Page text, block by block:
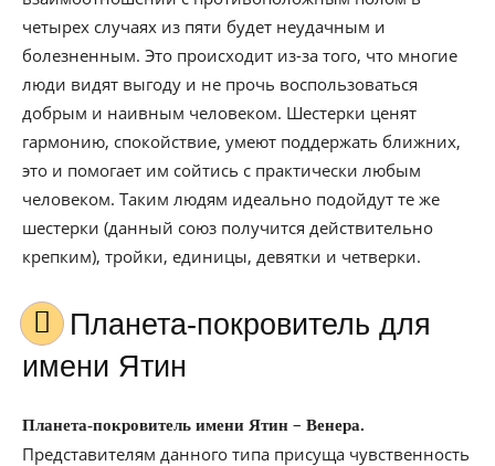
четырех случаях из пяти будет неудачным и
болезненным. Это происходит из-за того, что многие
люди видят выгоду и не прочь воспользоваться
добрым и наивным человеком. Шестерки ценят
гармонию, спокойствие, умеют поддержать ближних,
это и помогает им сойтись с практически любым
человеком. Таким людям идеально подойдут те же
шестерки (данный союз получится действительно
крепким), тройки, единицы, девятки и четверки.
Планета-покровитель для
имени Ятин
Планета-покровитель имени Ятин – Венера.
Представителям данного типа присуща чувственность